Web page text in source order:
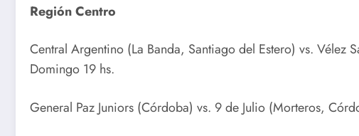
Región Centro
Central Argentino (La Banda, Santiago del Estero) vs. Vélez
Domingo 19 hs.
General Paz Juniors (Córdoba) vs. 9 de Julio (Morteros,